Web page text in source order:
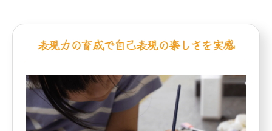
表現力の育成で自己表現の楽しさを実感